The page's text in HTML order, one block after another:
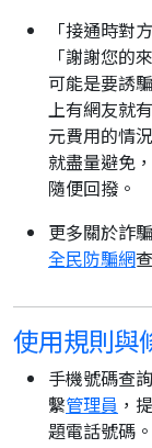
「接通時對
「謝謝您的
可能是要誘
上有網友就
元費用的情
就盡量避免
隨便回撥。
更多關於詐
全民防騙網
使用規則與
手機號碼查
繫管理員 ，
題電話號碼